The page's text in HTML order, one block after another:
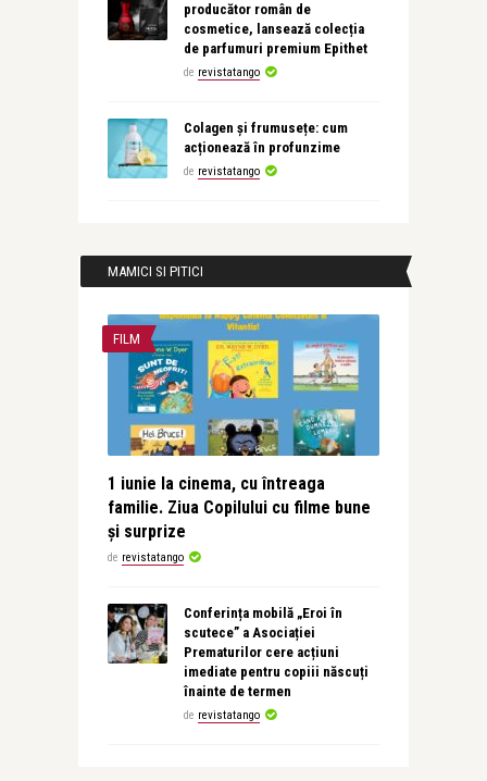
producător român de
cosmetice, lansează colecția
de parfumuri premium Epithet
de revistatango
Colagen și frumusețe: cum
acționează în profunzime
de revistatango
MAMICI SI PITICI
FILM
1 iunie la cinema, cu întreaga
familie. Ziua Copilului cu filme bune
și surprize
de revistatango
Conferința mobilă „Eroi în
scutece” a Asociației
Prematurilor cere acțiuni
imediate pentru copiii născuți
înainte de termen
de revistatango